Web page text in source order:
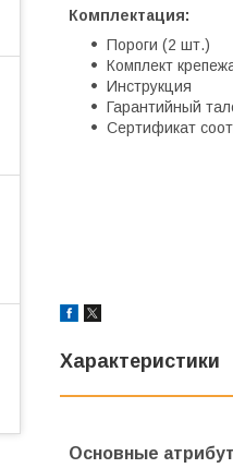
Комплектация:
Пороги (2 шт.)
Комплект
Инструкция
Гарантийный
Сертификат
Характеристики
Основные